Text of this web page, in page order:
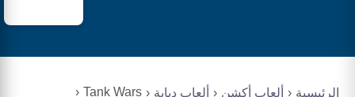
الرئيسية ألعاب أكشن ألعاب دبابة Tank Wars